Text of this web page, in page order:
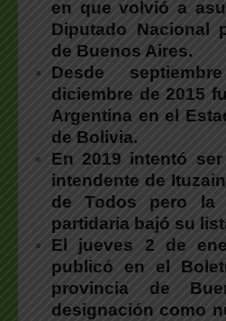
en que volvió a
Diputado Nacional
de Buenos Aires.
Desde
diciembre de 2015
Argentina en el
de Bolivia.
En 2019 intentó
intendente de
de Todos pero la
partidaria bajó su
El jueves 2 de
publicó en el
provincia de
designación como